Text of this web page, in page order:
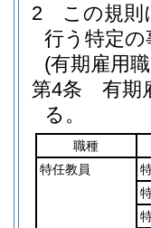
2
この規則
行う特定
(有期雇用
第4条
有期
る。
職種
特任教員